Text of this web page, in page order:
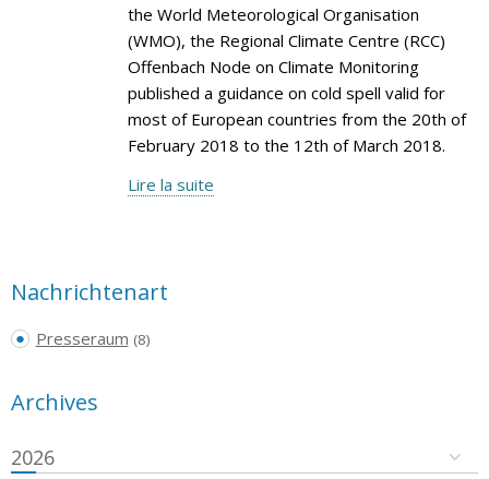
the World Meteorological Organisation
(WMO), the Regional Climate Centre (RCC)
Offenbach Node on Climate Monitoring
published a guidance on cold spell valid for
most of European countries from the 20th of
February 2018 to the 12th of March 2018.
Lire la suite
Nachrichtenart
Presseraum (8)
Archives
2026